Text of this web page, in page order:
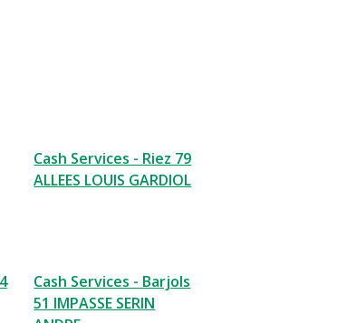
Cash Services - Riez 79
ALLEES LOUIS GARDIOL
Cash Services - Barjols
51 IMPASSE SERIN